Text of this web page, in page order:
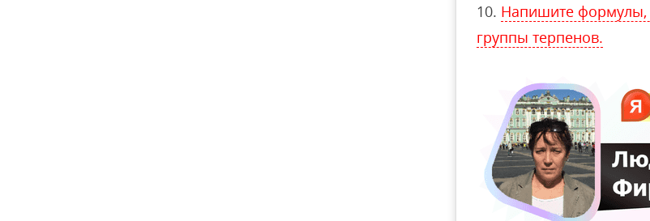
Напишите формулы,
группы терпенов.